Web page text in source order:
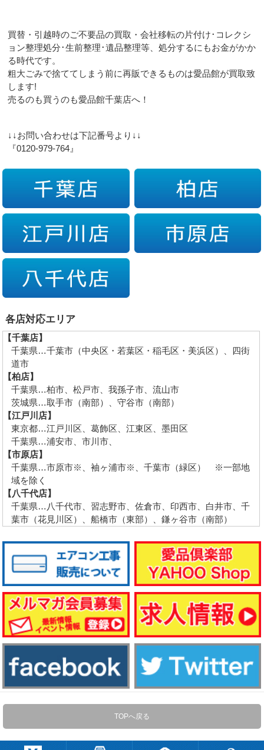
買替・引越時のご不要品の買取・会社移転の片付け･コレクシ
ョン整理処分･生前整理･遺品整理等、処分するにもお金がかか
る時代です。
粗大ごみで捨ててしまう前に再販できるものは愛品館が買取致
します!
売るのも買うのも愛品館千葉店へ！
↓↓お問い合わせは下記番号より↓↓
『0120-979-764』
各店対応エリア
【千葉店】
千葉県…千葉市（中央区・若葉区・稲毛区・美浜区）、四街
道市
【柏店】
千葉県…柏市、松戸市、我孫子市、流山市
茨城県…取手市（南部）、守谷市（南部）
【江戸川店】
東京都…江戸川区、葛飾区、江東区、墨田区
千葉県…浦安市、市川市、
【市原店】
千葉県…市原市※、袖ヶ浦市※、千葉市（緑区） ※一部地
域を除く
【八千代店】
千葉県…八千代市、習志野市、佐倉市、印西市、白井市、千
葉市（花見川区）、船橋市（東部）、鎌ヶ谷市（南部）
TOPへ戻る